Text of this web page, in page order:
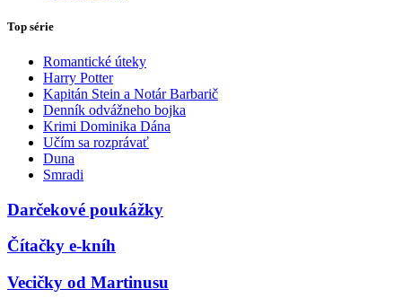
Top série
Romantické úteky
Harry Potter
Kapitán Stein a Notár Barbarič
Denník odvážneho bojka
Krimi Dominika Dána
Učím sa rozprávať
Duna
Smradi
Darčekové poukážky
Čítačky e-kníh
Vecičky od Martinusu